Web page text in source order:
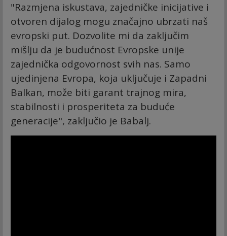
"Razmjena iskustava, zajedničke inicijative i
otvoren dijalog mogu značajno ubrzati naš
evropski put. Dozvolite mi da zaključim
mišlju da je budućnost Evropske unije
zajednička odgovornost svih nas. Samo
ujedinjena Evropa, koja uključuje i Zapadni
Balkan, može biti garant trajnog mira,
stabilnosti i prosperiteta za buduće
generacije", zaključio je Babalj.